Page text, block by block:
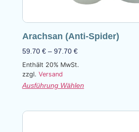
Arachsan (Anti-Spider)
59.70 € – 97.70 €
Enthält 20% MwSt.
zzgl. Versand
Ausführung Wählen